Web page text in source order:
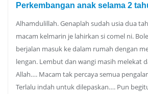
Perkembangan anak selama 2
Alhamdulillah. Genaplah sudah usia dua
macam kelmarin je lahirkan si comel ni.
berjalan masuk ke dalam rumah dengan
lengan. Lembut dan wangi masih melekat
Allah…. Macam tak percaya semua
Terlalu indah untuk dilepaskan…. Pun